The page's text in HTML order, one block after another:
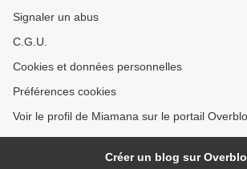
Signaler un abus
C.G.U.
Cookies et données personnelles
Préférences cookies
Voir le profil de Miamana sur le portail
Créer un blog sur